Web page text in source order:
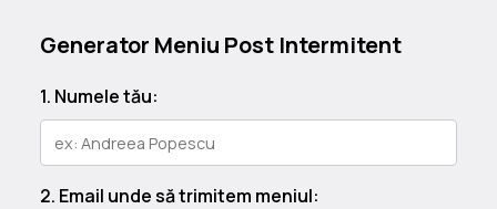
Generator Meniu Post Intermitent
1. Numele tău:
2. Email unde să trimitem meniul: